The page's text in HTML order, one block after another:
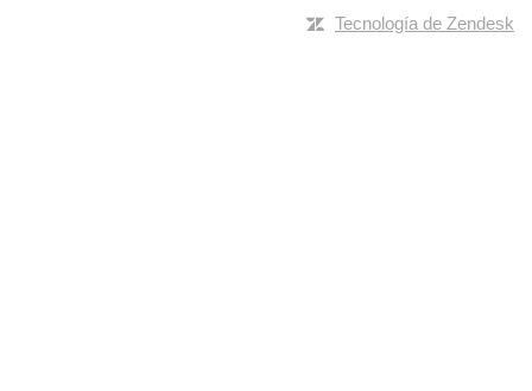
Tecnología de Zendesk